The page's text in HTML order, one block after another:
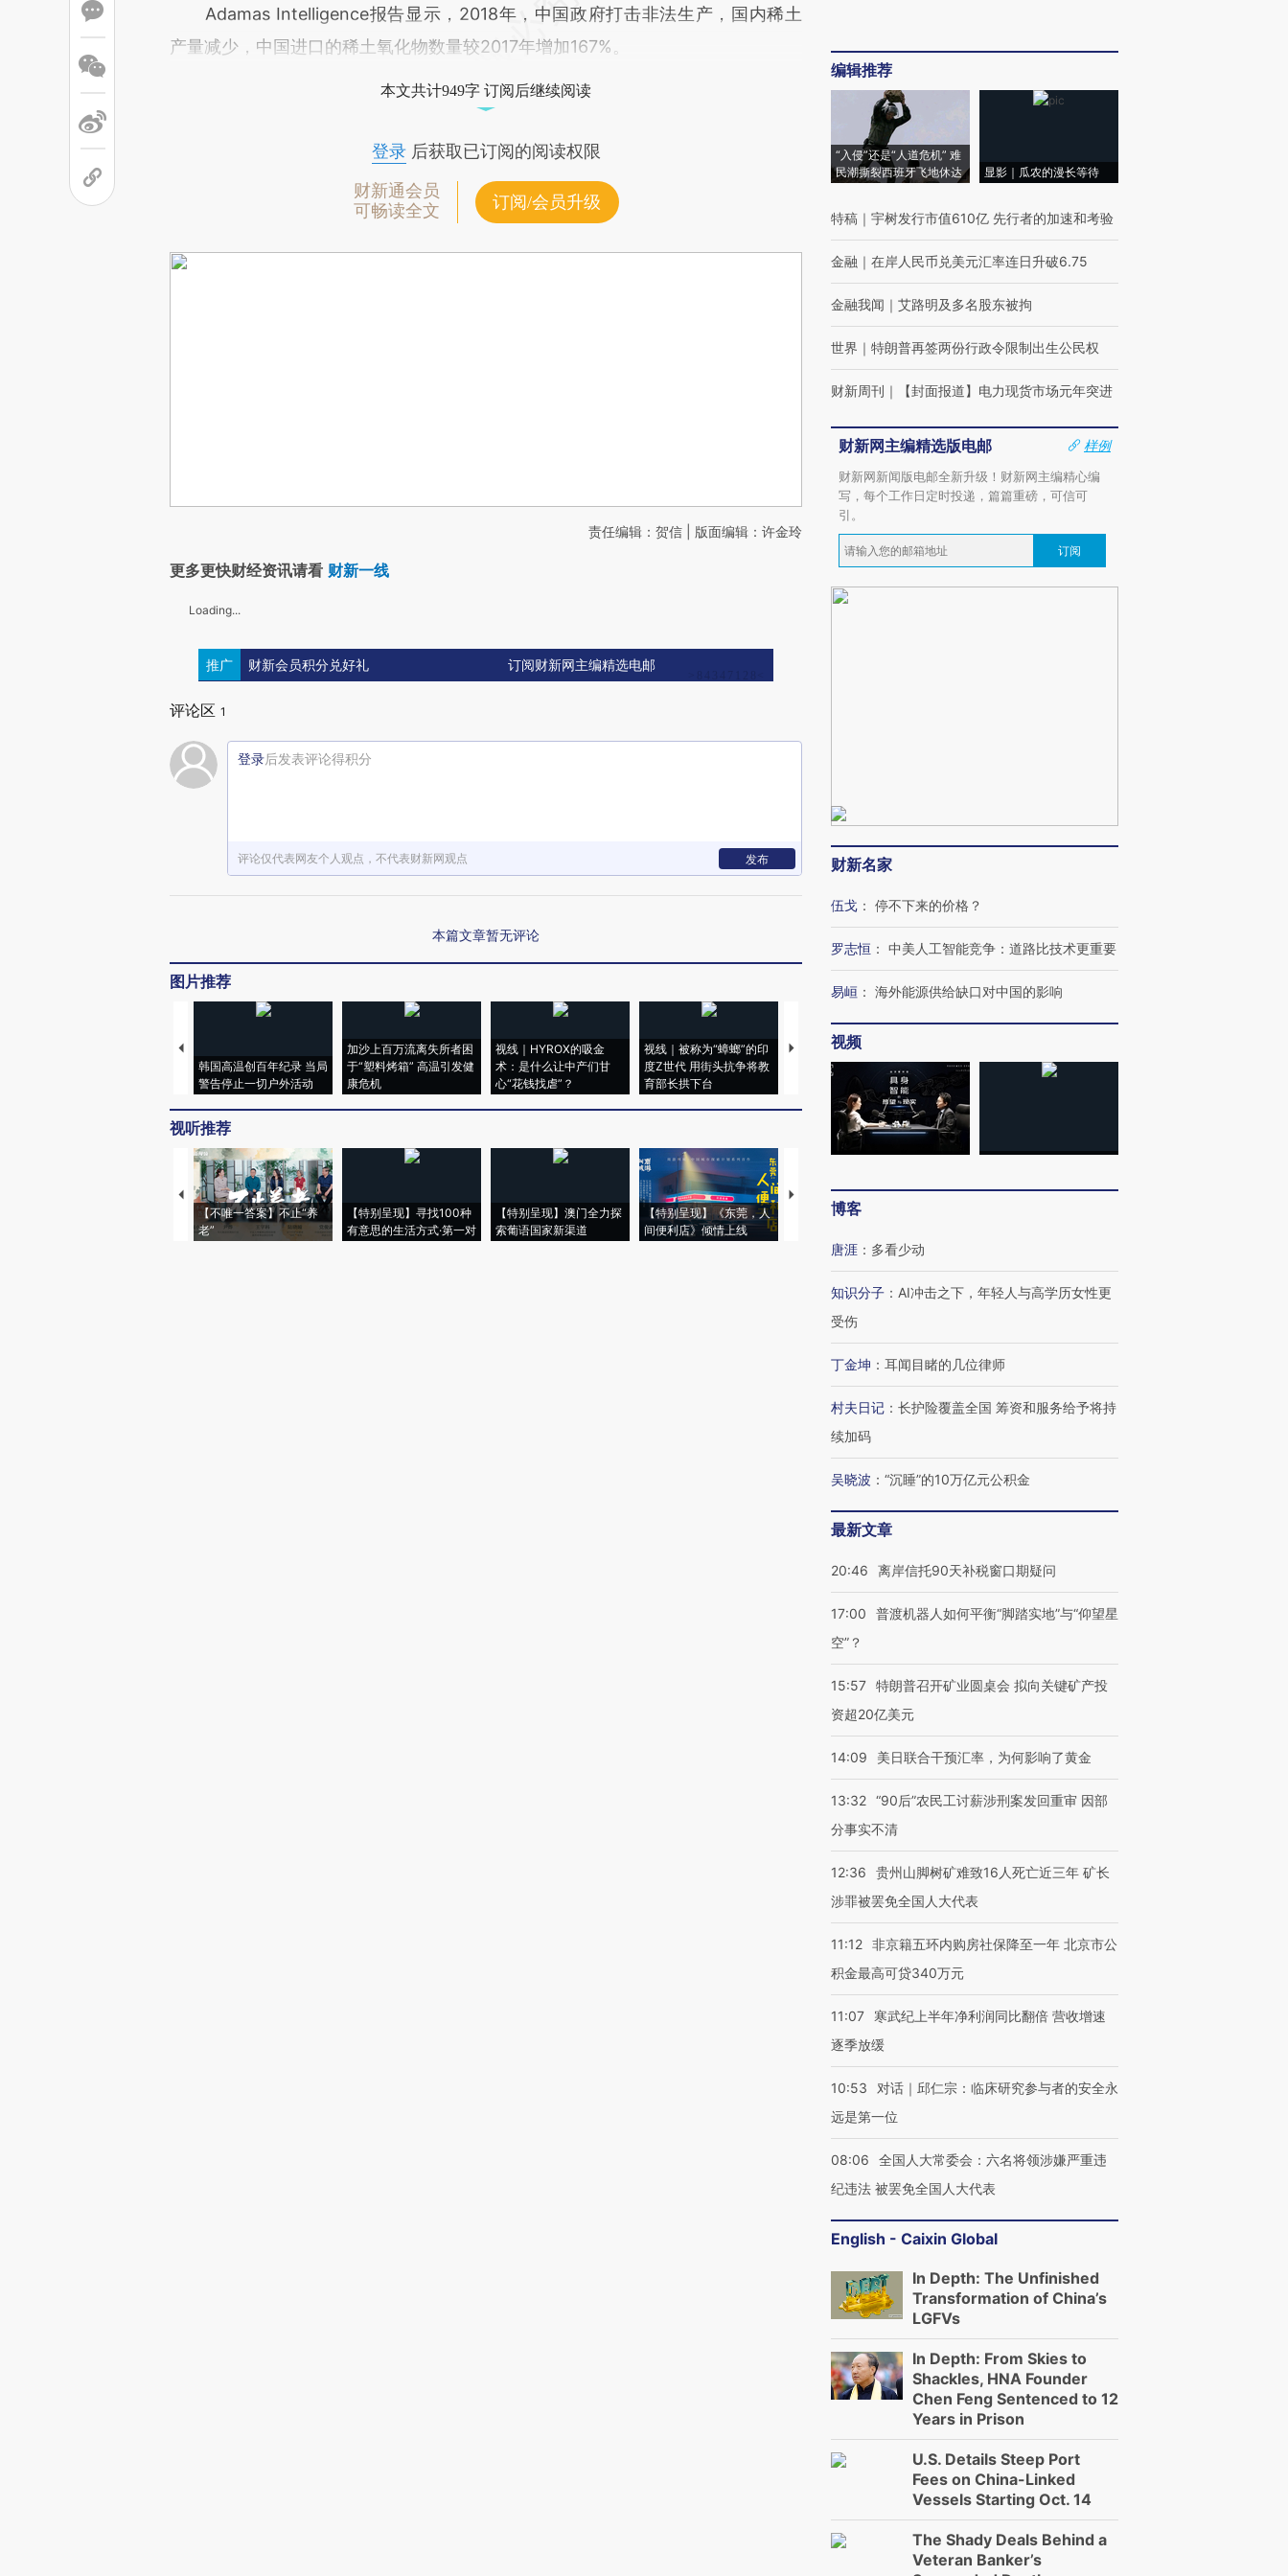
Adamas Intelligence报告显示，2018年，中国政府打击非法生产，国内稀土
产量减少，中国进口的稀土氧化物数量较2017年增加167%。
本文共计949字 订阅后继续阅读
登录后获取已订阅的阅读权限
财新通会员
可畅读全文
订阅/会员升级
责任编辑：贺信 | 版面编辑：许金玲
更多更快财经资讯请看 财新一线
Loading...
推广 财新会员积分兑好礼 订阅财新网主编精选电邮
评论区 1
登录后发表评论得积分
评论仅代表网友个人观点，不代表财新网观点 发布
本篇文章暂无评论
图片推荐
韩国高温创百年纪录 当局
警告停止一切户外活动
加沙上百万流离失所者困
于“塑料烤箱” 高温引发健
康危机
视线｜HYROX的吸金
术：是什么让中产们甘
心“花钱找虐”？
视线｜被称为“蟑螂”的印
度Z世代 用街头抗争将教
育部长拱下台
视线｜“入侵”还是“人道危
机”？难民潮撕裂西班牙
128毫米 紧急转移近
雨 3小时累计雨量超80毫
视听推荐
【不唯一答案】不止“养
老”
【特别呈现】寻找100种
有意思的生活方式·第一对
【特别呈现】澳门全力探
索葡语国家新渠道
【特别呈现】《东莞，人
间便利店》倾情上线
【推广】走进第四届链博
会，让数智科技“链”接产
【商旅对话】华住集团
编辑推荐
“入侵”还是“人道危机” 难
民潮撕裂西班牙飞地休达
显影｜瓜农的漫长等待
特稿 ｜ 宇树发行市值610亿 先行者的加速和考验
金融 ｜ 在岸人民币兑美元汇率连日升破6.75
金融我闻 ｜ 艾路明及多名股东被拘
世界 ｜ 特朗普再签两份行政令限制出生公民权
财新周刊 ｜ 【封面报道】电力现货市场元年突进
财新网主编精选版电邮
样例
财新网新闻版电邮全新升级！财新网主编精心编
写，每个工作日定时投递，篇篇重磅，可信可
引。
订阅
财新名家
伍戈 ： 停不下来的价格？
罗志恒 ： 中美人工智能竞争：道路比技术更重要
易峘 ： 海外能源供给缺口对中国的影响
视频
博客
唐涯 ： 多看少动
知识分子 ： AI冲击之下，年轻人与高学历女性更
受伤
丁金坤 ： 耳闻目睹的几位律师
村夫日记 ： 长护险覆盖全国 筹资和服务给予将持
续加码
吴晓波 ： “沉睡”的10万亿元公积金
最新文章
20:46 离岸信托90天补税窗口期疑问
17:00
普渡机器人如何平衡“脚踏实地”与“仰望星
空”？
15:57 特朗普召开矿业圆桌会 拟向关键矿产投
资超20亿美元
14:09 美日联合干预汇率，为何影响了黄金
13:32 “90后”农民工讨薪涉刑案发回重审 因部
分事实不清
12:36
贵州山脚树矿难致16人死亡近三年 矿长
涉罪被罢免全国人大代表
11:12 非京籍五环内购房社保降至一年 北京市公
积金最高可贷340万元
11:07
寒武纪上半年净利润同比翻倍 营收增速
逐季放缓
10:53
对话｜邱仁宗：临床研究参与者的安全永
远是第一位
08:06
全国人大常委会：六名将领涉嫌严重违
纪违法 被罢免全国人大代表
English - Caixin Global
In Depth: The Unfinished
Transformation of China’s
LGFVs
In Depth: From Skies to
Shackles, HNA Founder
Chen Feng Sentenced to 12
Years in Prison
U.S. Details Steep Port
Fees on China-Linked
Vessels Starting Oct. 14
The Shady Deals Behind a
Veteran Banker’s